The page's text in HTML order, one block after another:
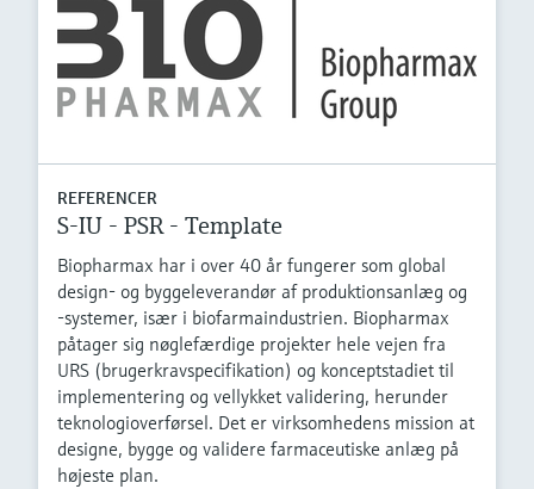
REFERENCER
S-IU - PSR - Template
Biopharmax har i over 40 år fungerer som global
design- og byggeleverandør af produktionsanlæg og
-systemer, især i biofarmaindustrien. Biopharmax
påtager sig nøglefærdige projekter hele vejen fra
URS (brugerkravspecifikation) og konceptstadiet til
implementering og vellykket validering, herunder
teknologioverførsel. Det er virksomhedens mission at
designe, bygge og validere farmaceutiske anlæg på
højeste plan.